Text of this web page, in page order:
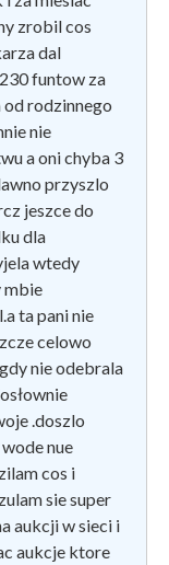
zrobil cos
dal
funtow za
rodzinnego
nie
a oni chyba 3
przyszlo
jeszce do
dla
wtedy
mbie
ta pani nie
celowo
nie odebrala
.doszlo
nue
cos i
sie super
aukcji w sieci i
aukcje ktore